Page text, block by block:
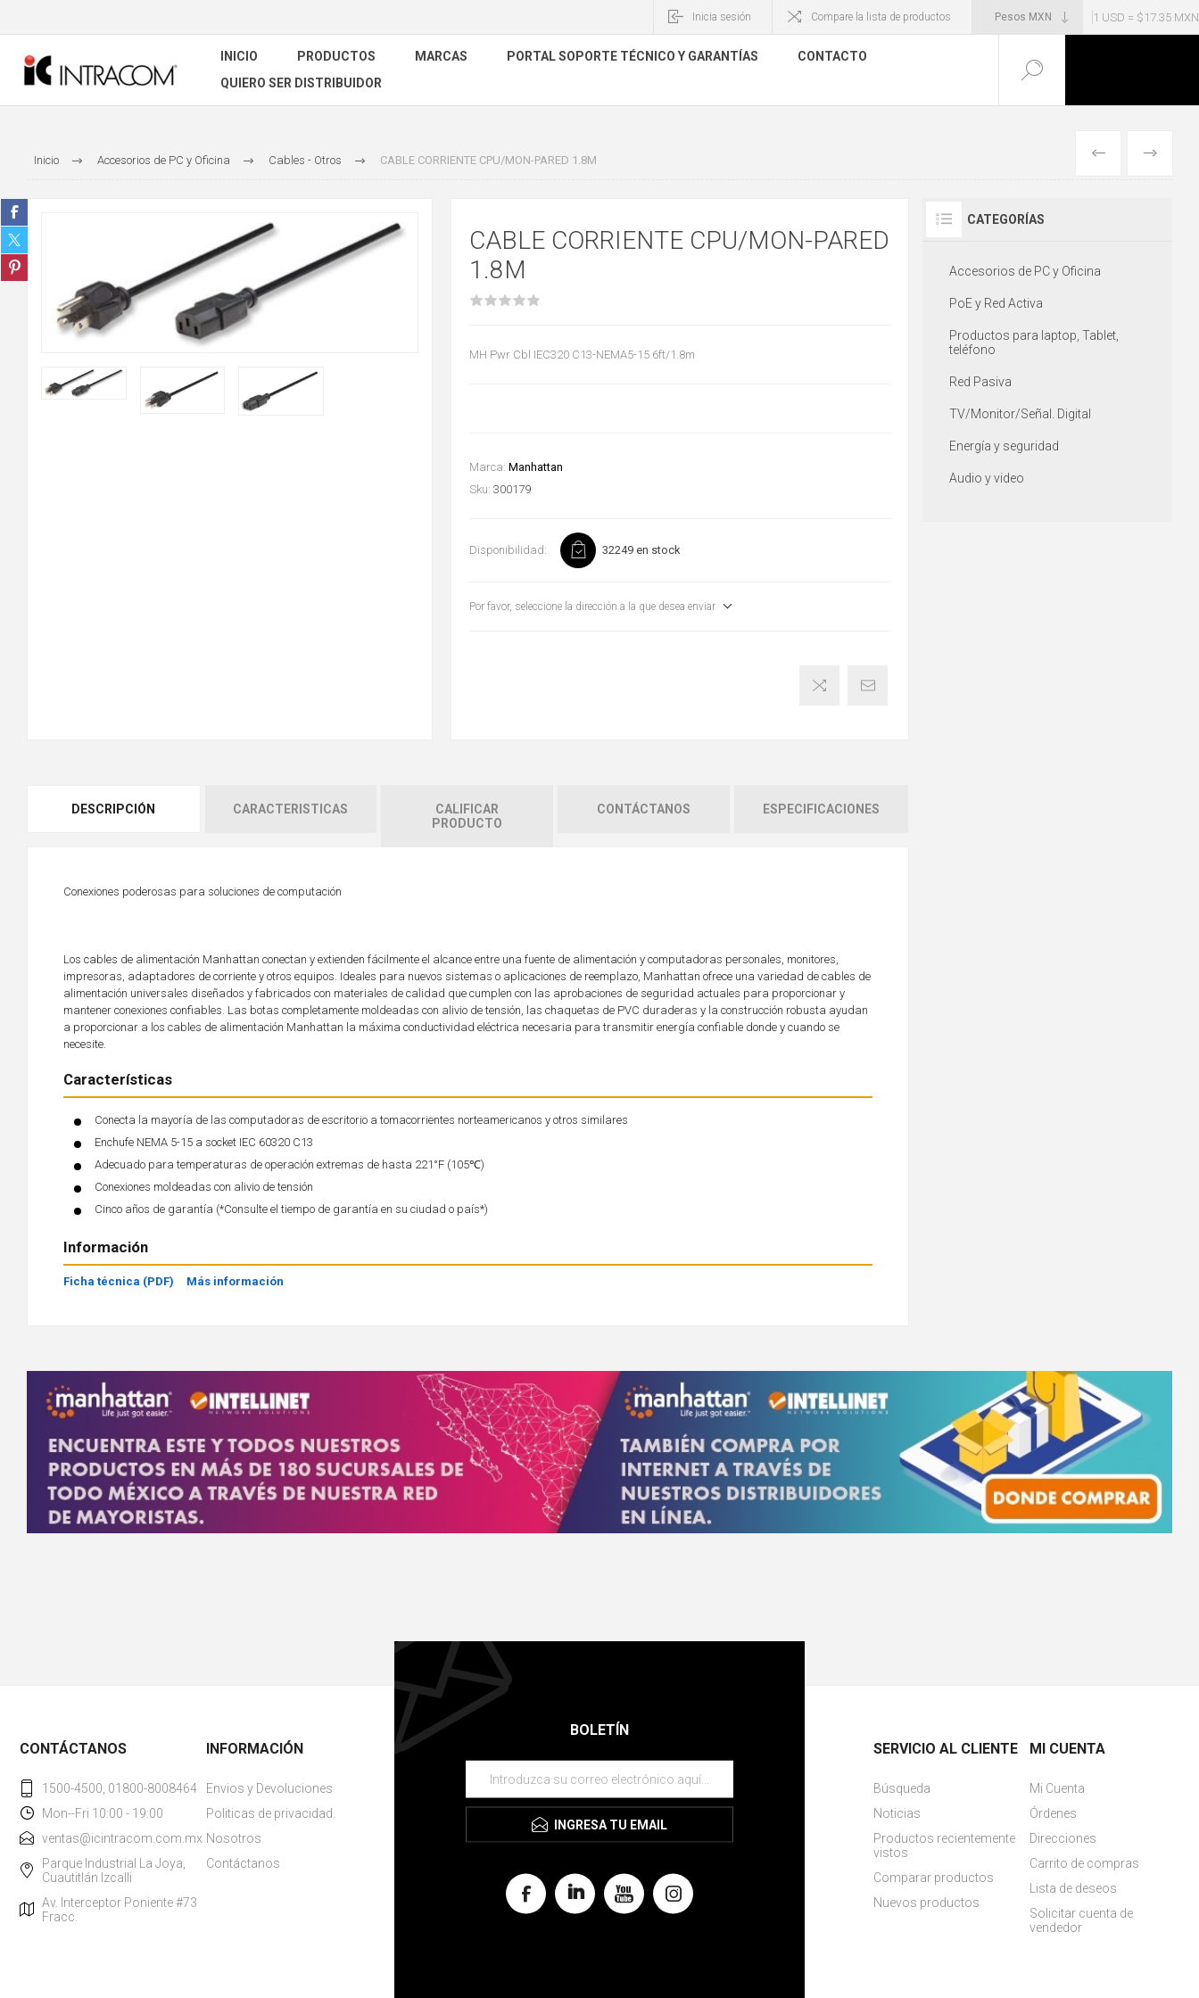
1 USD = $17.35 MXN
Inicia sesión Compare la lista de productos
INICIO PRODUCTOS MARCAS PORTAL SOPORTE TÉCNICO Y GARANTÍAS
CONTACTO
QUIERO SER DISTRIBUIDOR
Inicio Accesorios de PC y Oficina Cables - Otros CABLE CORRIENTE CPU/MON-PARED 1.8M ANTERIOR
CABLE CORRIENTE CPU/MON-PARED
1.8M
MH Pwr Cbl IEC320 C13-NEMA5-15 6ft/1.8m
Marca: Manhattan
Sku: 300179
Disponibilidad: 32249 en stock
Por favor, seleccione la dirección a la que desea enviar
DESCRIPCIÓN CARACTERISTICAS
CALIFICAR
PRODUCTO
CONTÁCTANOS ESPECIFICACIONES
Conexiones poderosas para soluciones de computación
Los cables de alimentación Manhattan conectan y extienden fácilmente el alcance entre una fuente de alimentación y computadoras personales, monitores,
impresoras, adaptadores de corriente y otros equipos. Ideales para nuevos sistemas o aplicaciones de reemplazo, Manhattan ofrece una variedad de cables de
alimentación universales diseñados y fabricados con materiales de calidad que cumplen con las aprobaciones de seguridad actuales para proporcionar y
mantener conexiones confiables. Las botas completamente moldeadas con alivio de tensión, las chaquetas de PVC duraderas y la construcción robusta ayudan
a proporcionar a los cables de alimentación Manhattan la máxima conductividad eléctrica necesaria para transmitir energía confiable donde y cuando se
necesite.
Características
Conecta la mayoría de las computadoras de escritorio a tomacorrientes norteamericanos y otros similares
Enchufe NEMA 5-15 a socket IEC 60320 C13
Adecuado para temperaturas de operación extremas de hasta 221°F (105℃)
Conexiones moldeadas con alivio de tensión
Cinco años de garantía (*Consulte el tiempo de garantía en su ciudad o país*)
Información
Ficha técnica (PDF) Más información
CATEGORÍAS
Accesorios de PC y Oficina
PoE y Red Activa
Productos para laptop, Tablet,
teléfono
Red Pasiva
TV/Monitor/Señal. Digital
Energía y seguridad
Audio y video
BOLETÍN
INGRESA TU EMAIL
CONTÁCTANOS
1500-4500, 01800-8008464
Mon--Fri 10:00 - 19:00
ventas@icintracom.com.mx
Parque Industrial La Joya,
Cuautitlán Izcalli
Av. Interceptor Poniente #73
Fracc.
INFORMACIÓN
Envios y Devoluciones
Politicas de privacidad.
Nosotros
Contáctanos
SERVICIO AL CLIENTE
Búsqueda
Noticias
Productos recientemente
vistos
Comparar productos
Nuevos productos
MI CUENTA
Mi Cuenta
Órdenes
Direcciones
Carrito de compras
Lista de deseos
Solicitar cuenta de
vendedor